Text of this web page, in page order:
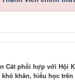
Cát phối hợp với
khăn, hiếu học trên